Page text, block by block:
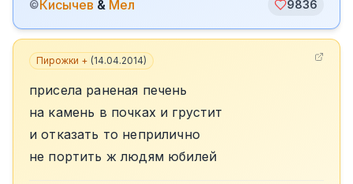
©Кисычев & Мел 9836
Пирожки + (14.04.2014)
присела раненая печень
на камень в почках и грустит
и отказать то неприлично
не портить ж людям юбилей